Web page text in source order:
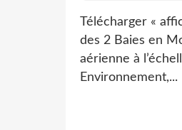
Télécharger «
des 2 Baies en
aérienne à
Environnement,...